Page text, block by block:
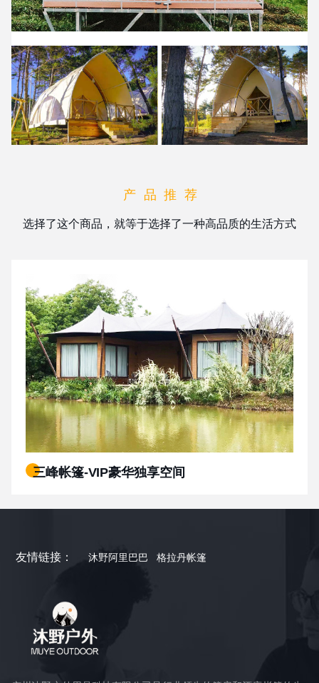
产品推荐
选择了这个商品，就等于选择了一种高品质的生活方式
三峰帐篷-VIP豪华独享空间
友情链接： 沐野阿里巴巴 格拉丹帐篷